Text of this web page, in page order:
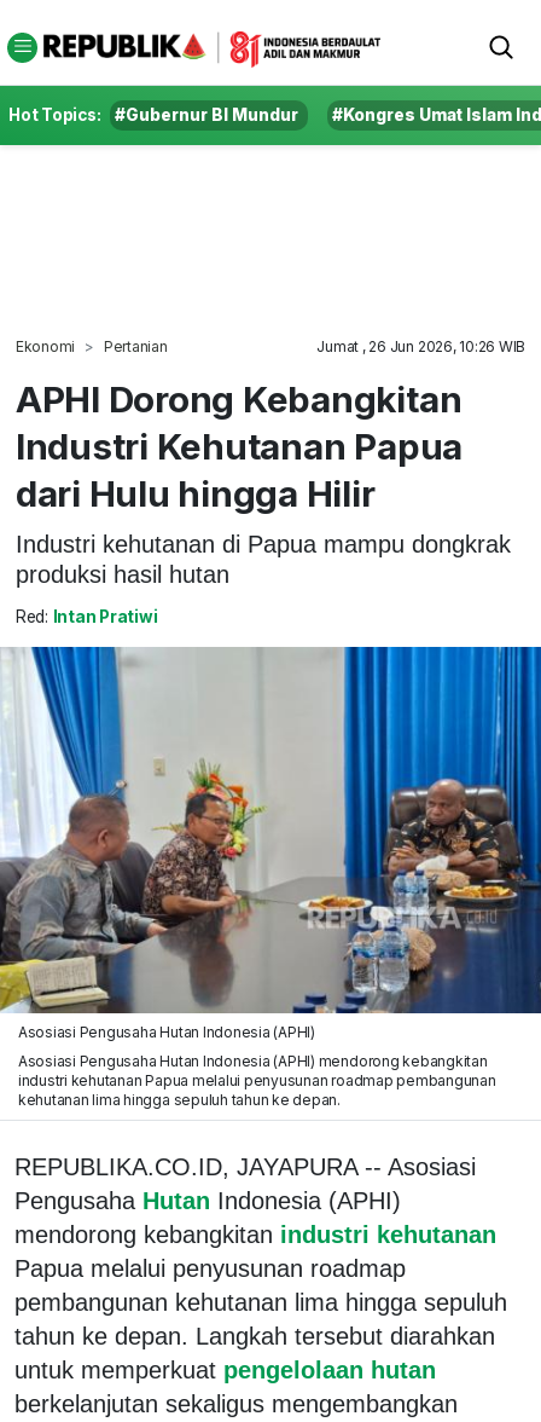
Hot Topics: #Gubernur BI Mundur #Kongres Umat Islam
Ekonomi Pertanian Jumat , 26 Jun 2026, 10:26 WIB
APHI Dorong Kebangkitan
Industri Kehutanan Papua
dari Hulu hingga Hilir
Industri kehutanan di Papua mampu dongkrak
produksi hasil hutan
Red: Intan Pratiwi
Asosiasi Pengusaha Hutan Indonesia (APHI)
Asosiasi Pengusaha Hutan Indonesia (APHI) mendorong kebangkitan
industri kehutanan Papua melalui penyusunan roadmap pembangunan
kehutanan lima hingga sepuluh tahun ke depan.
REPUBLIKA.CO.ID, JAYAPURA -- Asosiasi
Pengusaha Hutan Indonesia (APHI)
mendorong kebangkitan industri kehutanan
Papua melalui penyusunan roadmap
pembangunan kehutanan lima hingga sepuluh
tahun ke depan. Langkah tersebut diarahkan
untuk memperkuat pengelolaan hutan
berkelanjutan sekaligus mengembangkan